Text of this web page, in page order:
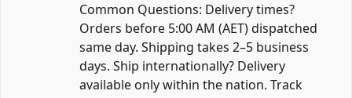
Common Questions: Delivery times?
Orders before 5:00 AM (AET) dispatched
same day. Shipping takes 2–5 business
days. Ship internationally? Delivery
available only within the nation. Track